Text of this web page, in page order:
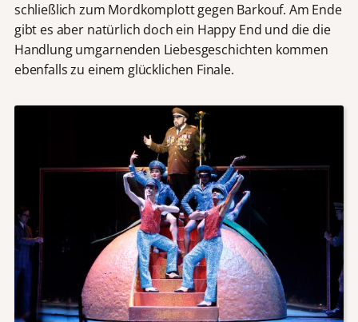
schließlich zum Mordkomplott gegen Barkouf. Am Ende
gibt es aber natürlich doch ein Happy End und die die
Handlung umgarnenden Liebesgeschichten kommen
ebenfalls zu einem glücklichen Finale.